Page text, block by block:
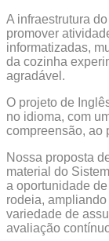
A infraestrutura
promover
informatizadas,
da cozinha
agradável.
O projeto de
no idioma, com
compreensão, ao
Nossa proposta
material do
a oportunidade
rodeia,
variedade de
avaliação